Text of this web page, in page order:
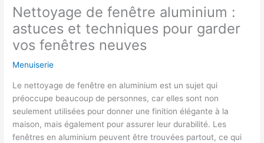
Nettoyage de fenêtre aluminium :
astuces et techniques pour garder
vos fenêtres neuves
Menuiserie
Le nettoyage de fenêtre en aluminium est un sujet qui
préoccupe beaucoup de personnes, car elles sont non
seulement utilisées pour donner une finition élégante à la
maison, mais également pour assurer leur durabilité. Les
fenêtres en aluminium peuvent être trouvées partout, ce qui